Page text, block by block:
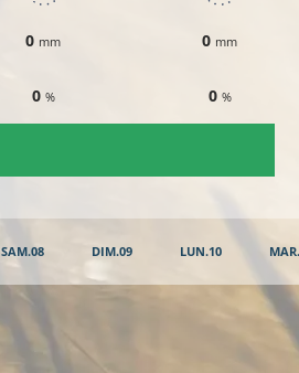
0 mm
0 %
0 mm
0 %
SAM.08 DIM.09 LUN.10